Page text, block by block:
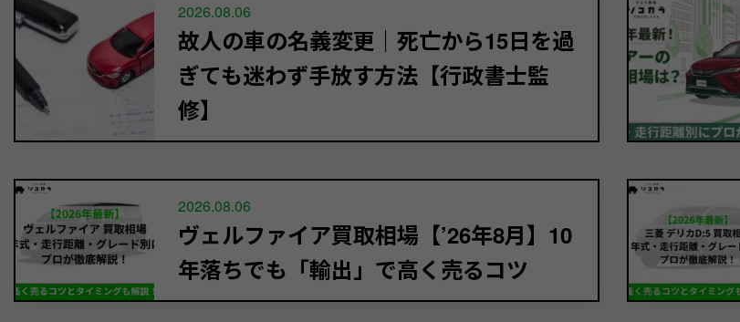
2026.08.06
故人の車の名義変更｜死亡から15日を過
ぎても迷わず手放す方法【行政書士監
修】
2026.08.06
ヴェルファイア買取相場【’26年8月】10
年落ちでも「輸出」で高く売るコツ